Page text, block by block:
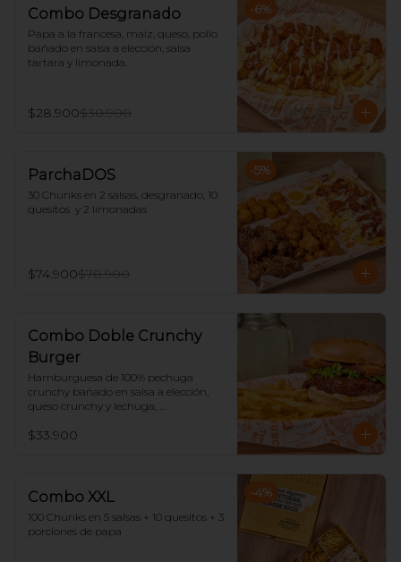
-6%
Combo Desgranado
Papa a la francesa, maiz, queso, pollo
bañado en salsa a elección, salsa
tartara y limonada.
$28.900$30.900
-5%
ParchaDOS
30 Chunks en 2 salsas, desgranado, 10
quesitos  y 2 limonadas
$74.900$78.900
Combo Doble Crunchy
Burger
Hamburguesa de 100% pechuga
crunchy bañado en salsa a elección,
queso crunchy y lechuga,
$33.900
-4%
Combo XXL
100 Chunks en 5 salsas + 10 quesitos + 3
porciones de papa